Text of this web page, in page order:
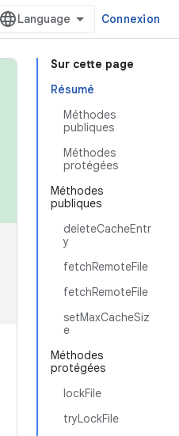
Connexion
Sur cette page
Résumé
Méthodes
publiques
Méthodes
protégées
Méthodes
publiques
deleteCacheEntr
y
fetchRemoteFile
fetchRemoteFile
setMaxCacheSiz
e
Méthodes
protégées
lockFile
tryLockFile